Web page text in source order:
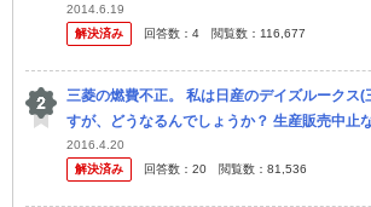
悪いらしく乗ってみましたが余りの燃費の悪さ
タログ...
2014.6.19
解決済み
回答数： 4 閲覧数： 116,677
三菱の燃費不正。 私は日産のデイズルークス(
すが、どうなるんでしょうか？ 生産販売中止
性はありますか？
2016.4.20
解決済み
回答数： 20 閲覧数： 81,536